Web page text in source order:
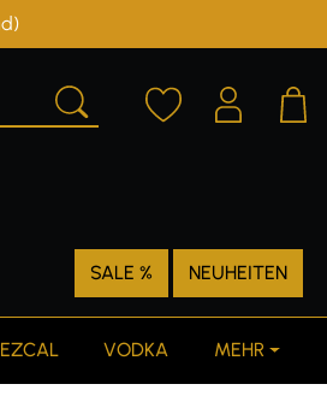
SALE % NEUHEITEN
VODKA MEHR